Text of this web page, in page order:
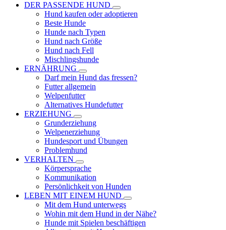
DER PASSENDE HUND
Hund kaufen oder adoptieren
Beste Hunde
Hunde nach Typen
Hund nach Größe
Hund nach Fell
Mischlingshunde
ERNÄHRUNG
Darf mein Hund das fressen?
Futter allgemein
Welpenfutter
Alternatives Hundefutter
ERZIEHUNG
Grunderziehung
Welpenerziehung
Hundesport und Übungen
Problemhund
VERHALTEN
Körpersprache
Kommunikation
Persönlichkeit von Hunden
LEBEN MIT EINEM HUND
Mit dem Hund unterwegs
Wohin mit dem Hund in der Nähe?
Hunde mit Spielen beschäftigen